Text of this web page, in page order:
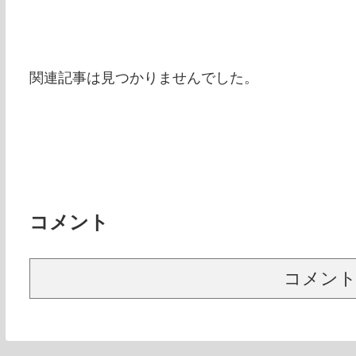
関連記事は見つかりませんでした。
コメント
コメン